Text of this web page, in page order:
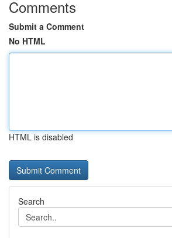
Comments
Submit a Comment
No HTML
HTML is disabled
Search